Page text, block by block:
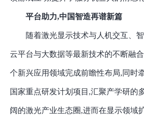
平台助力,中国智造再谱新篇
随着激光显示技术与人机交互、
云平台与大数据等最新技术的不断融合
个新兴应用领域完成前瞻性布局,同时
国家重点研发计划项目,汇聚产学研的
阔的激光产业生态圈,进而在显示领域